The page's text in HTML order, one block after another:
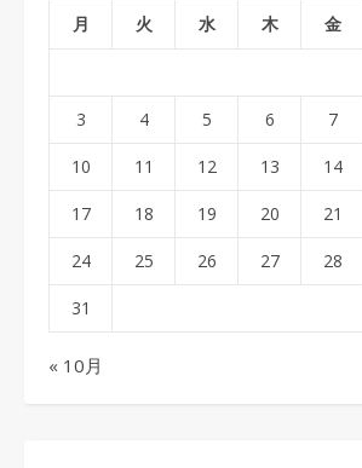
月 火 水 木 金
3 4 5 6 7
10 11 12 13 14
17 18 19 20 21
24 25 26 27 28
31
« 10月